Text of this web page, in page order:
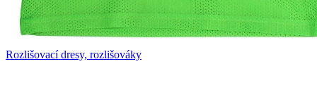
Rozlišovací dresy, rozlišováky